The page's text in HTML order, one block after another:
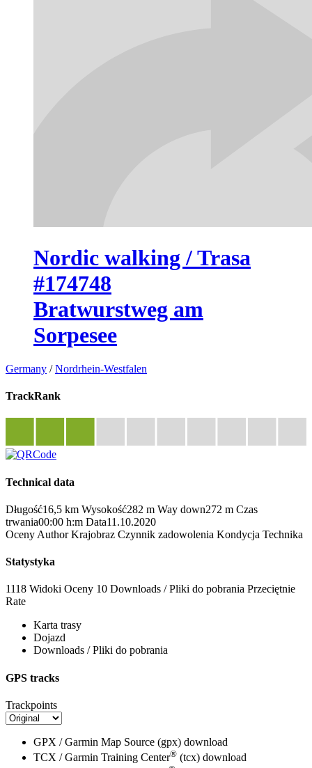
Nordic walking / Trasa
#174748
Bratwurstweg am
Sorpesee
Germany /Nordrhein-Westfalen
TrackRank
Technical data
Długość16,5 km Wysokość282 m Way down272 m Czas
trwania00:00 h:m Data11.10.2020
Oceny Author Krajobraz Czynnik zadowolenia Kondycja Technika
Statystyka
1118 Widoki Oceny 10 Downloads / Pliki do pobrania Przeciętnie
Rate
Karta trasy
Dojazd
Downloads / Pliki do pobrania
GPS tracks
Trackpoints
GPX / Garmin Map Source (gpx) download
TCX / Garmin Training Center® (tcx) download